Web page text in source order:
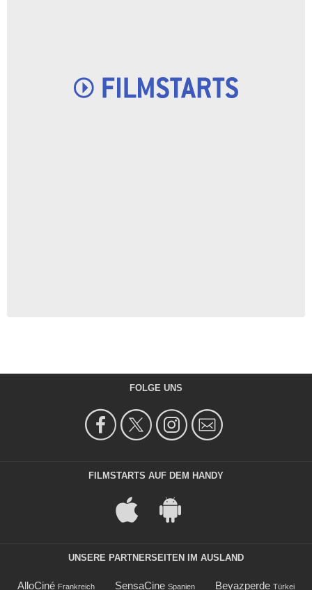
FOLGE UNS
FILMSTARTS AUF DEM HANDY
UNSERE PARTNERSEITEN IM AUSLAND
AlloCiné Frankreich SensaCine Spanien Beyazperde Türkei